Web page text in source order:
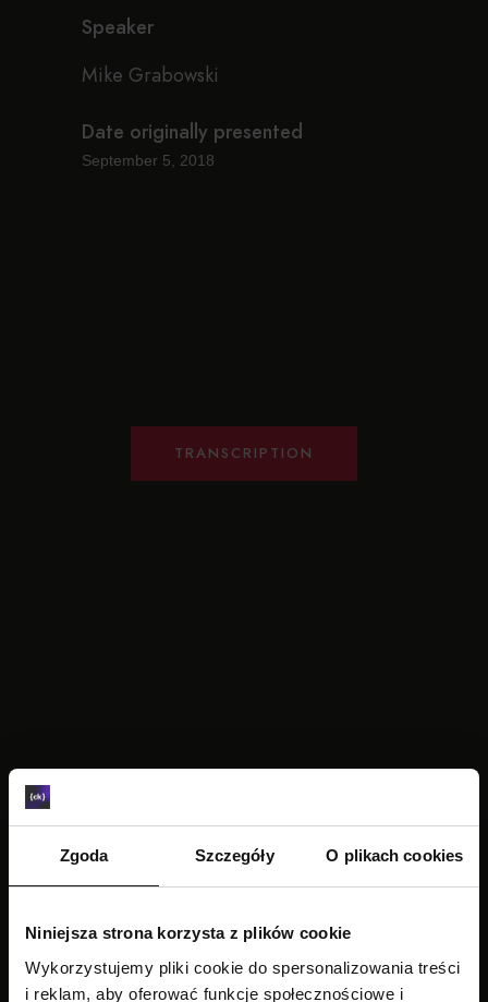
Zgoda Szczegóły O plikach cookies
Niniejsza strona korzysta z plików cookie
Wykorzystujemy pliki cookie do spersonalizowania treści
i reklam, aby oferować funkcje społecznościowe i
Speaker
Mike Grabowski
Date originally presented
September 5, 2018
TRANSCRIPTION
SEE ALSO